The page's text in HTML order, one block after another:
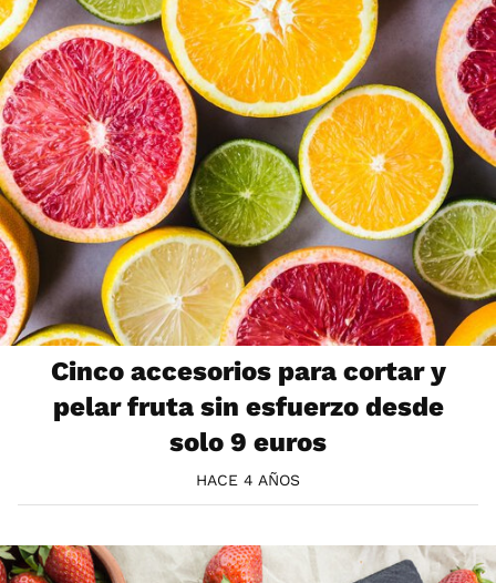
Cinco accesorios para cortar y
pelar fruta sin esfuerzo desde
solo 9 euros
HACE 4 AÑOS